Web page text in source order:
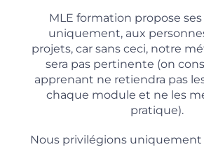
MLE formation propose
uniquement, aux
projets, car sans ceci, notre
sera pas pertinente (on
apprenant ne retiendra pas
chaque module et ne les
pratique).
Nous privilégions uniquement